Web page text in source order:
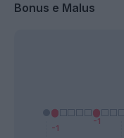
Bonus e Malus